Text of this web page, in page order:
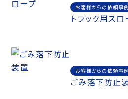
お客様からの依頼事例
トラック用スロ
お客様からの依頼事例
ごみ落下防止